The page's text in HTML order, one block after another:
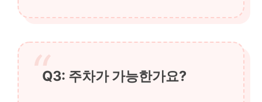
Q3: 주차가 가능한가요?